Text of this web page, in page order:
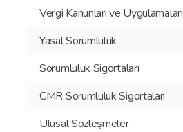
Vergi Kanunları ve Uygulamaları
Yasal Sorumluluk
Sorumluluk Sigortaları
CMR Sorumluluk Sigortaları
Ulusal Sözleşmeler